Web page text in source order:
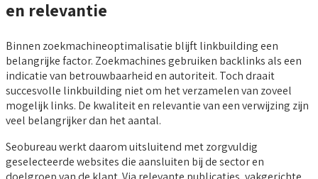
en relevantie
Binnen zoekmachineoptimalisatie blijft linkbuilding een
belangrijke factor. Zoekmachines gebruiken backlinks als een
indicatie van betrouwbaarheid en autoriteit. Toch draait
succesvolle linkbuilding niet om het verzamelen van zoveel
mogelijk links. De kwaliteit en relevantie van een verwijzing zijn
veel belangrijker dan het aantal.
Seobureau werkt daarom uitsluitend met zorgvuldig
geselecteerde websites die aansluiten bij de sector en